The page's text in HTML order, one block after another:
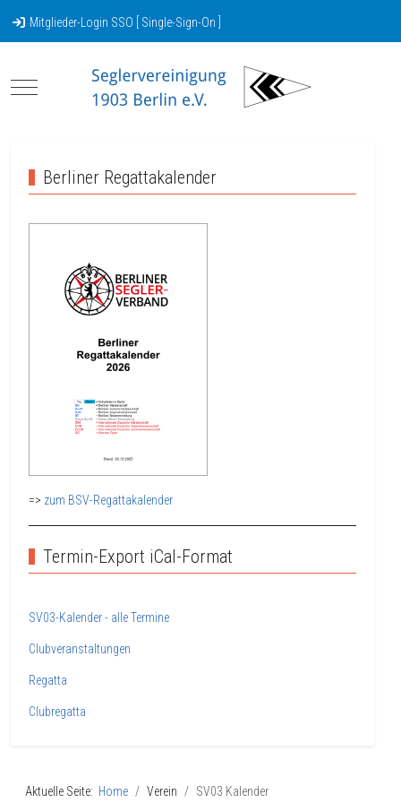
Mitglieder-Login SSO [ Single-Sign-On ]
Mobile Menu Toggle
Berliner Regattakalender
=> zum BSV-Regattakalender
Termin-Export iCal-Format
SV03-Kalender - alle Termine
Clubveranstaltungen
Regatta
Clubregatta
Aktuelle Seite: Home Verein SV03 Kalender